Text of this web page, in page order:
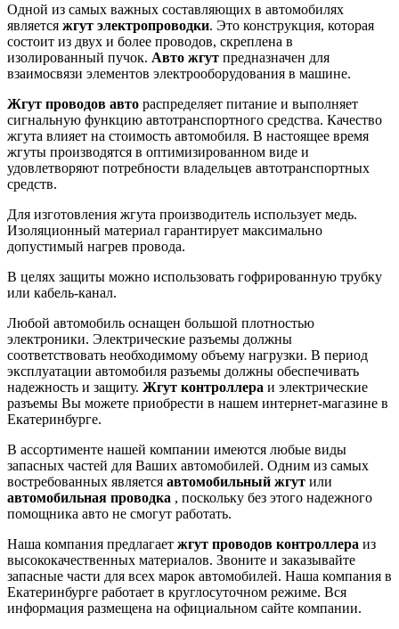
Одной из самых важных составляющих в автомобилях
является жгут электропроводки. Это конструкция, которая
состоит из двух и более проводов, скреплена в
изолированный пучок. Авто жгут предназначен для
взаимосвязи элементов электрооборудования в машине.
Жгут проводов авто распределяет питание и выполняет
сигнальную функцию автотранспортного средства. Качество
жгута влияет на стоимость автомобиля. В настоящее время
жгуты производятся в оптимизированном виде и
удовлетворяют потребности владельцев автотранспортных
средств.
Для изготовления жгута производитель использует медь.
Изоляционный материал гарантирует максимально
допустимый нагрев провода.
В целях защиты можно использовать гофрированную трубку
или кабель-канал.
Любой автомобиль оснащен большой плотностью
электроники. Электрические разъемы должны
соответствовать необходимому объему нагрузки. В период
эксплуатации автомобиля разъемы должны обеспечивать
надежность и защиту. Жгут контроллера и электрические
разъемы Вы можете приобрести в нашем интернет-магазине в
Екатеринбурге.
В ассортименте нашей компании имеются любые виды
запасных частей для Ваших автомобилей. Одним из самых
востребованных является автомобильный жгут или
автомобильная проводка , поскольку без этого надежного
помощника авто не смогут работать.
Наша компания предлагает жгут проводов контроллера из
высококачественных материалов. Звоните и заказывайте
запасные части для всех марок автомобилей. Наша компания в
Екатеринбурге работает в круглосуточном режиме. Вся
информация размещена на официальном сайте компании.